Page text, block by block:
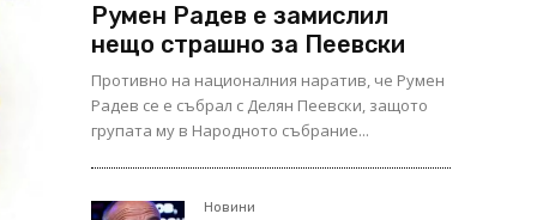
Румен Радев е замислил
нещо страшно за Пеевски
Противно на националния наратив, че Румен
Радев се е събрал с Делян Пеевски, защото
групата му в Народното събрание...
Новини